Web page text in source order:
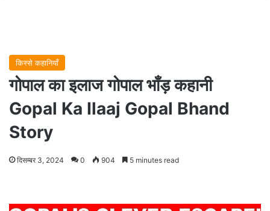
किस्से कहानियाँ
गोपाल का इलाज गोपाल भाँड़ कहानी
Gopal Ka Ilaaj Gopal Bhand
Story
दिसम्बर 3, 2024 0 904 5 minutes read